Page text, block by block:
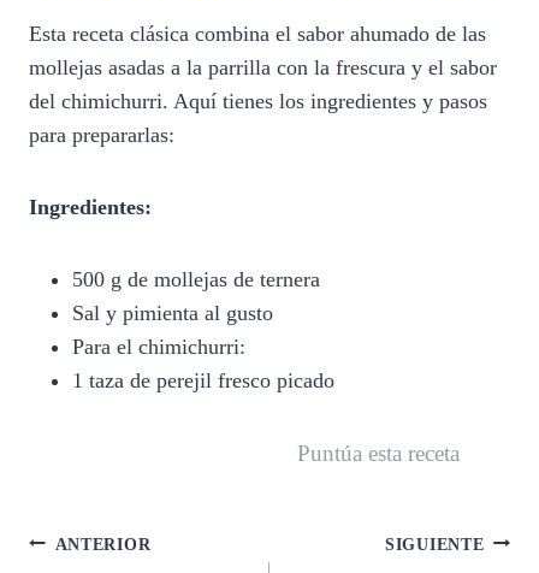
Esta receta clásica combina el sabor ahumado de las
mollejas asadas a la parrilla con la frescura y el sabor
del chimichurri. Aquí tienes los ingredientes y pasos
para prepararlas:
Ingredientes:
500 g de mollejas de ternera
Sal y pimienta al gusto
Para el chimichurri:
1 taza de perejil fresco picado
Puntúa esta receta
Navegación
ANTERIOR SIGUIENTE